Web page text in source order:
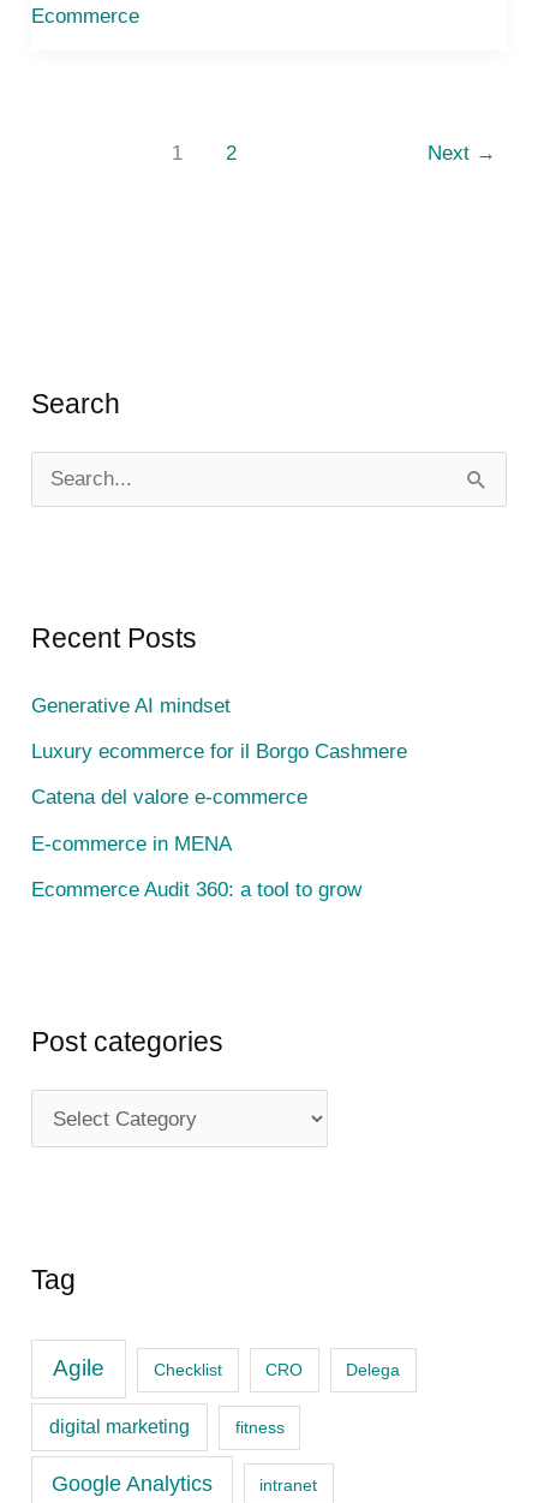
Search
e
c
f
o
r
:
Recent Posts
Generative AI mindset
Luxury ecommerce for il Borgo Cashmere
Catena del valore e-commerce
E-commerce in MENA
Ecommerce Audit 360: a tool to grow
Post categories
o
c
e
Tag
Agile Checklist CRO Delega
digital marketing fitness
Google Analytics intranet
Ecommerce
1 2 Next →